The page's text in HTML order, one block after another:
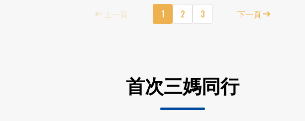
上一頁 1 2 3 下一頁
首次三媽同行